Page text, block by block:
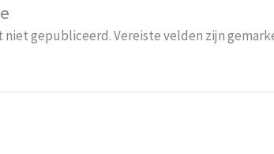
niet gepubliceerd.Vereiste velden zijn